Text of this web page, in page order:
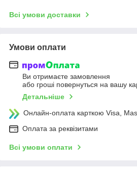
Всі умови доставки
Умови оплати
Ви отримаєте замовлення
або гроші повернуться на вашу
Детальніше
Онлайн-оплата карткою Visa,
Оплата за реквізитами
Всі умови оплати